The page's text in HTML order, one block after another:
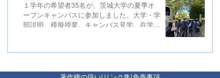
奏やダンスなど、日頃の活動の成果が披露さ
れました。会場の装飾や運営は生徒が中心と
なって行い、協力しながら一つの行事をつく
１学年の希望者35名が、茨城大学の夏季オ
ープンキャンパスに参加しました。大学・学
部説明、模擬授業、キャンパス見学、在学生
の進路選択や学習への意欲につなげてほしい